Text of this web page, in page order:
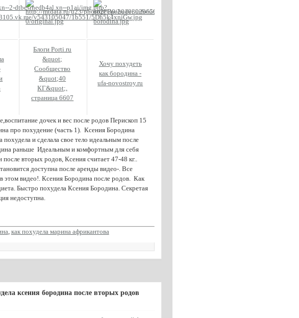
Блоги Porti.ru
&quot;
Сообщество
&quot;40
КГ&quot;,
страница 6607
Хочу похудеть
как бородина -
ufa-novostroy.ru
дочек и вес после родов Перископ 15
про похудение (часть 1). Ксения Бородина
и сделала свое тело идеальным после
раньше Идеальным и комфортным для себя
после вторых родов, Ксения считает 47-48 кг..
доступна после аренды видео-. Все
этом видео!. Ксения Бородина после родов. Как
Быстро похудела Ксения Бородина. Секретая
недоступна.
как похудела марина африкантова
ксения бородина после вторых родов